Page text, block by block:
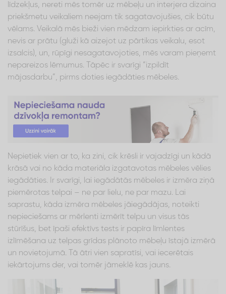
līdzekļus, nereti mēs tomēr uz mēbeļu un interjera dizaina
priekšmetu veikaliem neejam tik sagatavojušies, cik būtu
vēlams. Veikalā mēs bieži vien mēdzam iepirkties ar acīm,
nevis ar prātu (gluži kā aizejot uz pārtikas veikalu, esot
izsalcis), un, rūpīgi nesagatavojoties, mēs varam pieņemt
nepareizos lēmumus. Tāpēc ir svarīgi “izpildīt
mājasdarbu”, pirms doties iegādāties mēbeles.
Nepietiek vien ar to, ka zini, cik krēsli ir vajadzīgi un kādā
krāsā vai no kāda materiāla izgatavotas mēbeles vēlies
iegādāties. Ir svarīgi, lai iegādātās mēbeles ir izmēra ziņā
piemērotas telpai – ne par lielu, ne par mazu. Lai
saprastu, kāda izmēra mēbeles jāiegādājas, noteikti
nepieciešams ar mērlenti izmērīt telpu un visus tās
stūrīšus, bet īpaši efektīvs tests ir papīra līmlentes
izlīmēšana uz telpas grīdas plānoto mēbeļu īstajā izmērā
un novietojumā. Tā ātri vien sapratīsi, vai iecerētais
iekārtojums der, vai tomēr jāmeklē kas jauns.